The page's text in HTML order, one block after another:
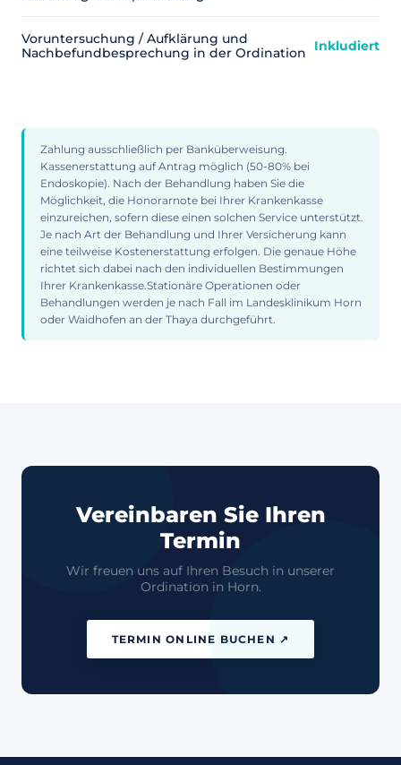
Voruntersuchung / Aufklärung und
Nachbefundbesprechung in der Ordination
Inkludiert
Zahlung ausschließlich per Banküberweisung.
Kassenerstattung auf Antrag möglich (50-80% bei
Endoskopie). Nach der Behandlung haben Sie die
Möglichkeit, die Honorarnote bei Ihrer Krankenkasse
einzureichen, sofern diese einen solchen Service unterstützt.
Je nach Art der Behandlung und Ihrer Versicherung kann
eine teilweise Kostenerstattung erfolgen. Die genaue Höhe
richtet sich dabei nach den individuellen Bestimmungen
Ihrer Krankenkasse.​ Stationäre Operationen oder
Behandlungen werden je nach Fall im Landesklinikum Horn
oder Waidhofen an der Thaya durchgeführt.
Vereinbaren Sie Ihren
Termin
Wir freuen uns auf Ihren Besuch in unserer
Ordination in Horn.
TERMIN ONLINE BUCHEN ↗